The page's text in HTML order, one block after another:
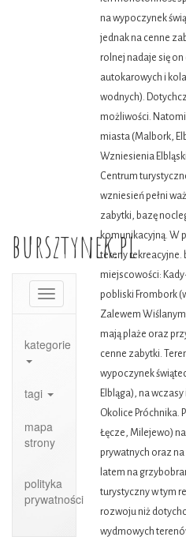
bursztynek.pl
Toggle
navigation
kategorie
tagi
mapa
strony
polityka
prywatności